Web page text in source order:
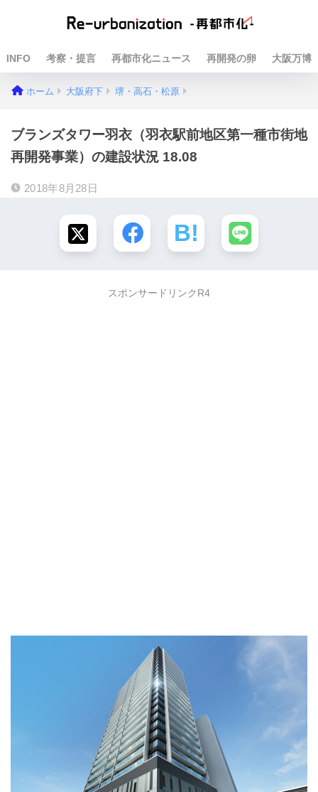
INFO 考察・提言 再都市化ニュース 再開発の卵 大阪万博
ホーム 大阪府下 堺・高石・松原
ブランズタワー羽衣（羽衣駅前地区第一種市街地
再開発事業）の建設状況 18.08
2018年8月28日
スポンサードリンクR4